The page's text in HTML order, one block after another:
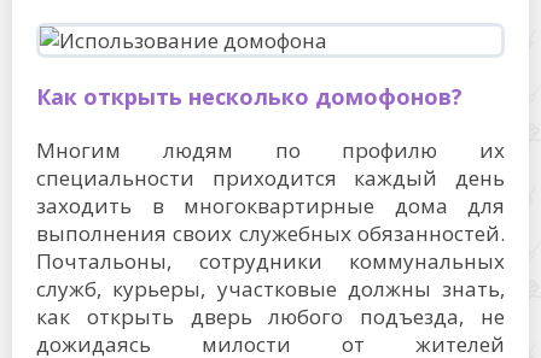
Как открыть несколько домофонов?
Многим людям по профилю их
специальности приходится каждый день
заходить в многоквартирные дома для
выполнения своих служебных обязанностей.
Почтальоны, сотрудники коммунальных
служб, курьеры, участковые должны знать,
как открыть дверь любого подъезда, не
дожидаясь милости от жителей